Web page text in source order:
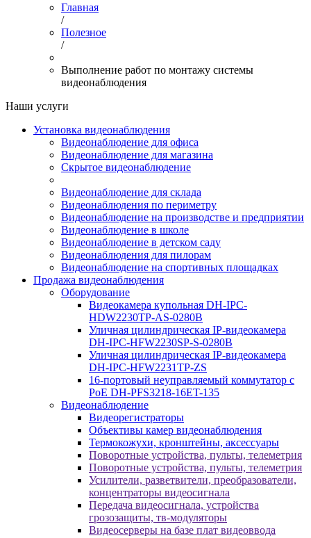
Главная
/
Полезное
/
Выполнение работ по монтажу системы
видеонаблюдения
Наши услуги
Установка видеонаблюдения
Видеонаблюдение для офиса
Видеонаблюдение для магазина
Скрытое видеонаблюдение
Видеонаблюдение для склада
Видеонаблюдения по периметру
Видеонаблюдение на производстве и предприятии
Видеонаблюдение в школе
Видеонаблюдение в детском саду
Видеонаблюдения для пилорам
Видеонаблюдение на спортивных площадках
Продажа видеонаблюдения
Оборудование
Видеокамера купольная DH-IPC-
HDW2230TP-AS-0280B
Уличная цилиндрическая IP-видеокамера
DH-IPC-HFW2230SP-S-0280B
Уличная цилиндрическая IP-видеокамера
DH-IPC-HFW2231TP-ZS
16-портовый неуправляемый коммутатор с
РоЕ DH-PFS3218-16ET-135
Видеонаблюдение
Видеорегистраторы
Объективы камер видеонаблюдения
Термокожухи, кронштейны, аксессуары
Поворотные устройства, пульты, телеметрия
Поворотные устройства, пульты, телеметрия
Усилители, разветвители, преобразователи,
концентраторы видеосигнала
Передача видеосигнала, устройства
грозозащиты, тв-модуляторы
Видеосерверы на базе плат видеоввода